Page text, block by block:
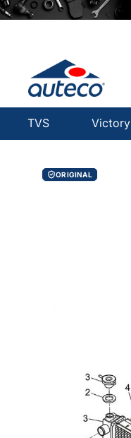
TVS Victory
ORIGINAL